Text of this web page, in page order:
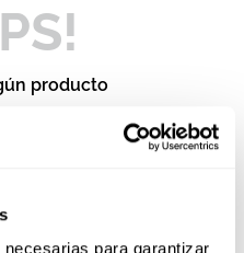
para garantizar
producto
sola palabra